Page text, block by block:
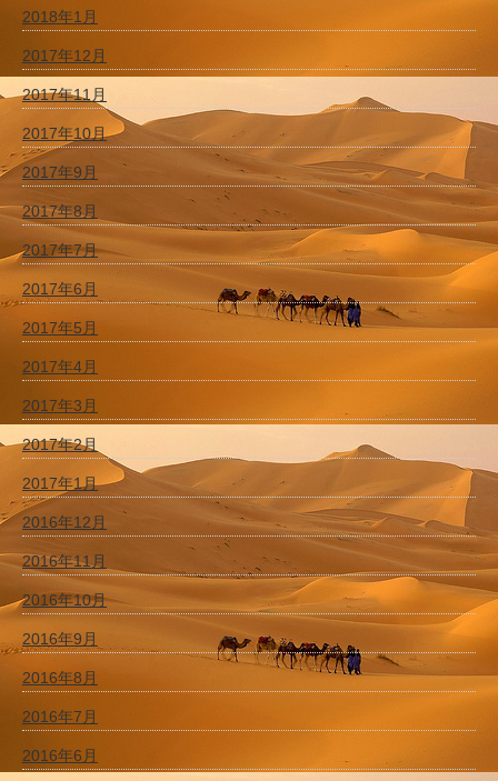
2018年1月
2017年12月
2017年11月
2017年10月
2017年9月
2017年8月
2017年7月
2017年6月
2017年5月
2017年4月
2017年3月
2017年2月
2017年1月
2016年12月
2016年11月
2016年10月
2016年9月
2016年8月
2016年7月
2016年6月